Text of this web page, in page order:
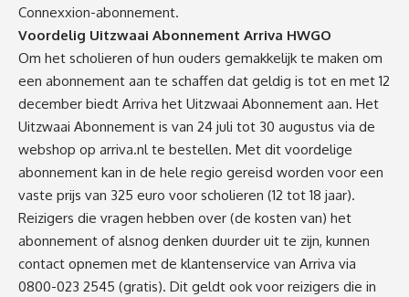
Connexxion-abonnement.
Voordelig Uitzwaai Abonnement Arriva HWGO
Om het scholieren of hun ouders gemakkelijk te maken om
een abonnement aan te schaffen dat geldig is tot en met 12
december biedt Arriva het Uitzwaai Abonnement aan. Het
Uitzwaai Abonnement is van 24 juli tot 30 augustus via de
webshop op arriva.nl te bestellen. Met dit voordelige
abonnement kan in de hele regio gereisd worden voor een
vaste prijs van 325 euro voor scholieren (12 tot 18 jaar).
Reizigers die vragen hebben over (de kosten van) het
abonnement of alsnog denken duurder uit te zijn, kunnen
contact opnemen met de klantenservice van Arriva via
0800-023 2545 (gratis). Dit geldt ook voor reizigers die in